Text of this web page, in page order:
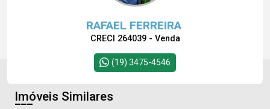
RAFAEL FERREIRA
CRECI 264039 - Venda
(19) 3475-4546
Imóveis Similares